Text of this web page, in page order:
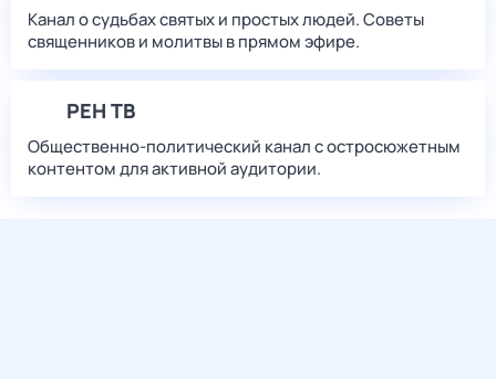
Канал о судьбах святых и простых людей. Советы
священников и молитвы в прямом эфире.
РЕН ТВ
Общественно-политический канал с остросюжетным
контентом для активной аудитории.